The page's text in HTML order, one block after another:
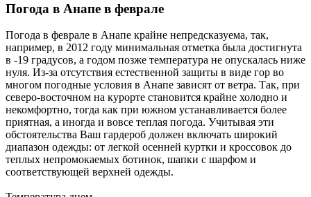
Погода в Анапе в феврале
Погода в феврале в Анапе крайне непредсказуема, так,
например, в 2012 году минимальная отметка была достигнута
в -19 градусов, а годом позже температура не опускалась ниже
нуля. Из-за отсутствия естественной защиты в виде гор во
многом погодные условия в Анапе зависят от ветра. Так, при
северо-восточном на курорте становится крайне холодно и
некомфортно, тогда как при южном устанавливается более
приятная, а иногда и вовсе теплая погода. Учитывая эти
обстоятельства Ваш гардероб должен включать широкий
диапазон одежды: от легкой осенней куртки и кроссовок до
теплых непромокаемых ботинок, шапки с шарфом и
соответствующей верхней одежды.